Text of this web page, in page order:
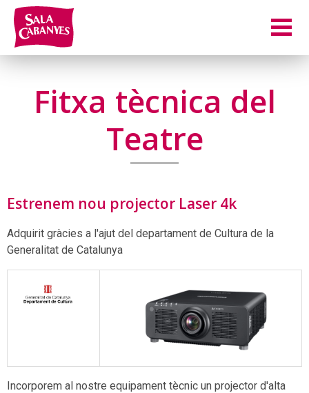
Fitxa tècnica del
Teatre
Estrenem nou projector Laser 4k
Adquirit gràcies a l'ajut del departament de Cultura de la
Generalitat de Catalunya
Incorporem al nostre equipament tècnic un projector d'alta